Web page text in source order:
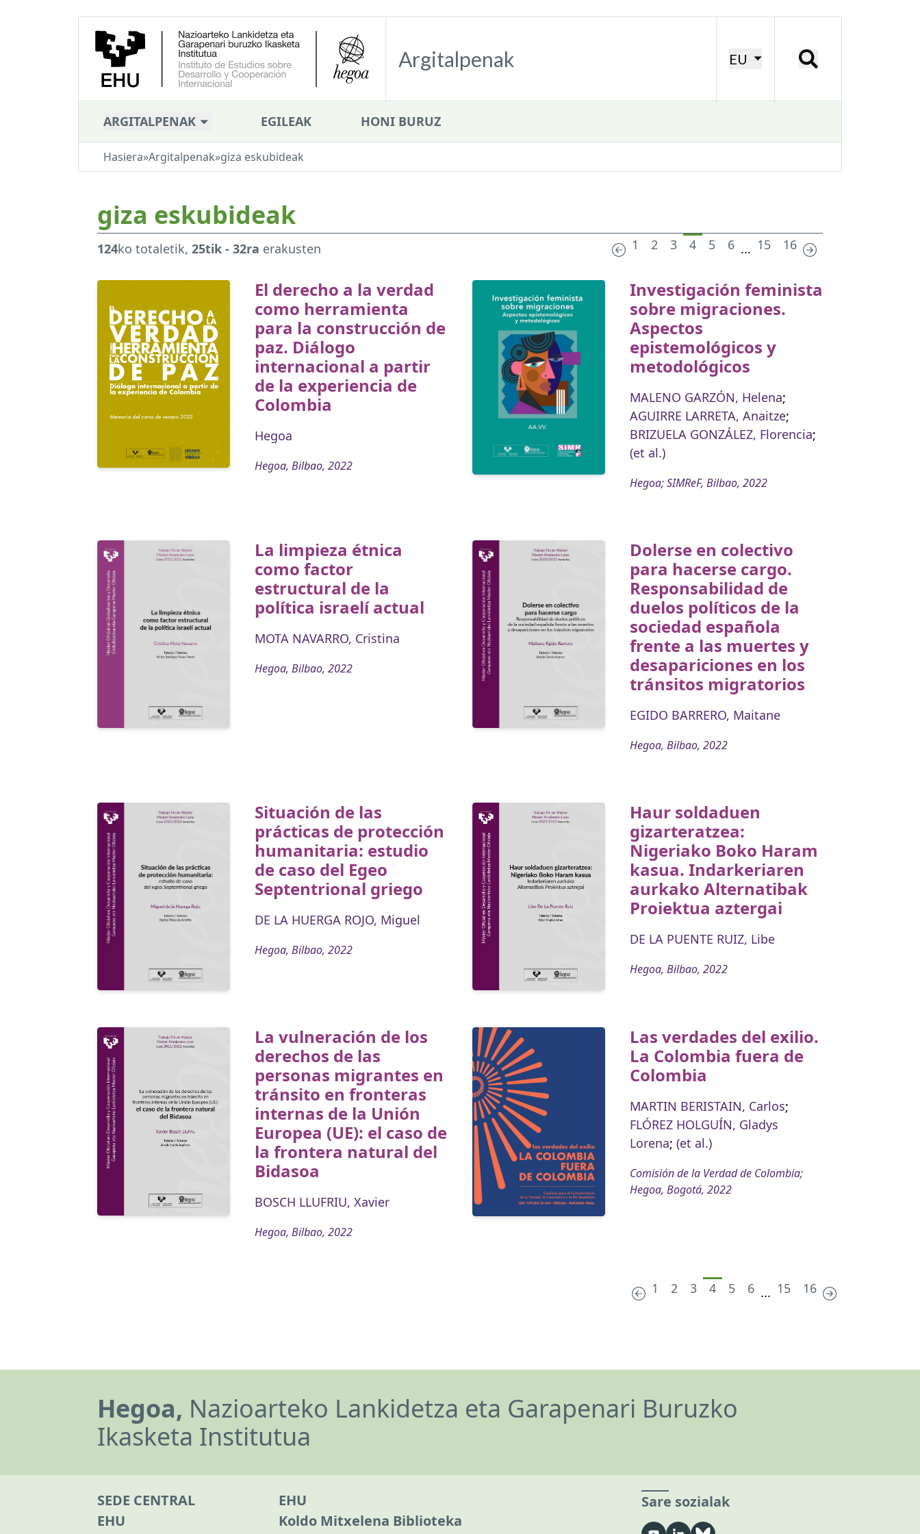
Argitalpenak EU
ARGITALPENAK EGILEAK HONI BURUZ
Hasiera»Argitalpenak»giza eskubideak
giza eskubideak
124ko totaletik, 25tik - 32ra erakusten 1 2 3 4 5 6 ... 15 16
El derecho a la verdad
como herramienta
para la construcción de
paz. Diálogo
internacional a partir
de la experiencia de
Colombia
Hegoa
Hegoa, Bilbao, 2022
Investigación feminista
sobre migraciones.
Aspectos
epistemológicos y
metodológicos
MALENO GARZÓN, Helena;
AGUIRRE LARRETA, Anaitze;
BRIZUELA GONZÁLEZ, Florencia;
(et al.)
Hegoa; SIMReF, Bilbao, 2022
La limpieza étnica
como factor
estructural de la
política israelí actual
MOTA NAVARRO, Cristina
Hegoa, Bilbao, 2022
Dolerse en colectivo
para hacerse cargo.
Responsabilidad de
duelos políticos de la
sociedad española
frente a las muertes y
desapariciones en los
tránsitos migratorios
EGIDO BARRERO, Maitane
Hegoa, Bilbao, 2022
Situación de las
prácticas de protección
humanitaria: estudio
de caso del Egeo
Septentrional griego
DE LA HUERGA ROJO, Miguel
Hegoa, Bilbao, 2022
Haur soldaduen
gizarteratzea:
Nigeriako Boko Haram
kasua. Indarkeriaren
aurkako Alternatibak
Proiektua aztergai
DE LA PUENTE RUIZ, Libe
Hegoa, Bilbao, 2022
La vulneración de los
derechos de las
personas migrantes en
tránsito en fronteras
internas de la Unión
Europea (UE): el caso de
la frontera natural del
Bidasoa
BOSCH LLUFRIU, Xavier
Hegoa, Bilbao, 2022
Las verdades del exilio.
La Colombia fuera de
Colombia
MARTIN BERISTAIN, Carlos;
FLÓREZ HOLGUÍN, Gladys
Lorena; (et al.)
Comisión de la Verdad de Colombia;
Hegoa, Bogotá, 2022
1 2 3 4 5 6 ... 15 16
Hegoa, Nazioarteko Lankidetza eta Garapenari Buruzko
Ikasketa Institutua
SEDE CENTRAL
EHU
EHU
Koldo Mitxelena Biblioteka
Sare sozialak